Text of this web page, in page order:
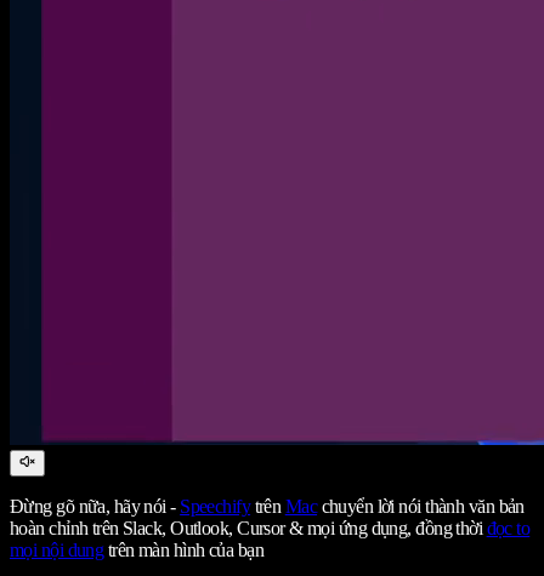
Đừng gõ nữa, hãy nói - Speechifytrên Macchuyển lời nói thành văn bản
hoàn chỉnh trên Slack, Outlook, Cursor & mọi ứng dụng, đồng thời đọc to
mọi nội dungtrên màn hình của bạn